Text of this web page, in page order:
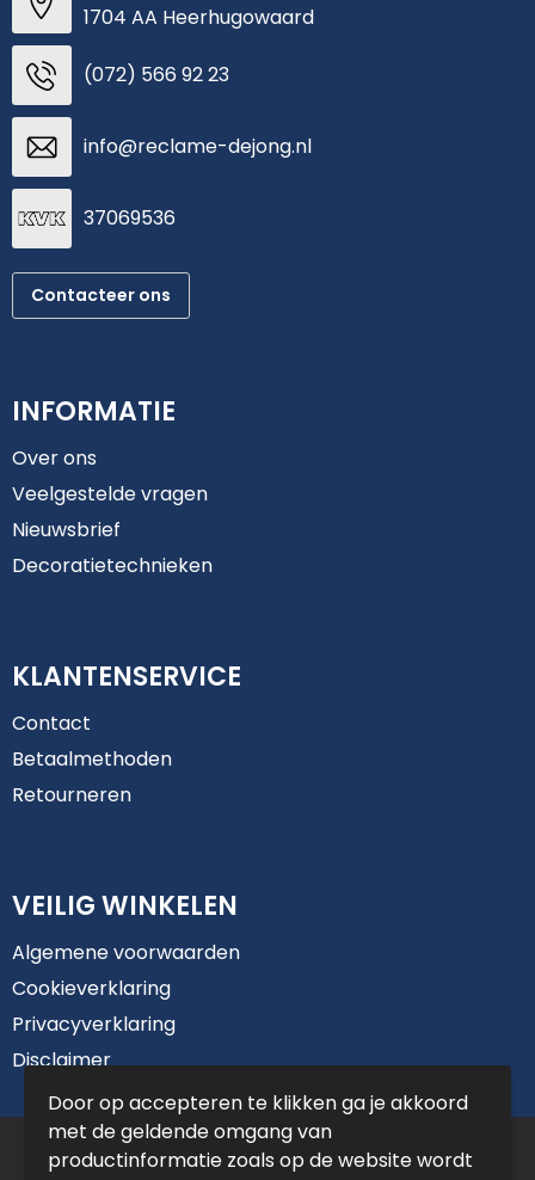
1704 AA Heerhugowaard
(072) 566 92 23
info@reclame-dejong.nl
37069536
Contacteer ons
INFORMATIE
Over ons
Veelgestelde vragen
Nieuwsbrief
Decoratietechnieken
KLANTENSERVICE
Contact
Betaalmethoden
Retourneren
VEILIG WINKELEN
Algemene voorwaarden
Cookieverklaring
Privacyverklaring
Disclaimer
© Copyright De Jong Reclame 2025
Door op accepteren te klikken ga je akkoord
met de geldende omgang van
productinformatie zoals op de website wordt